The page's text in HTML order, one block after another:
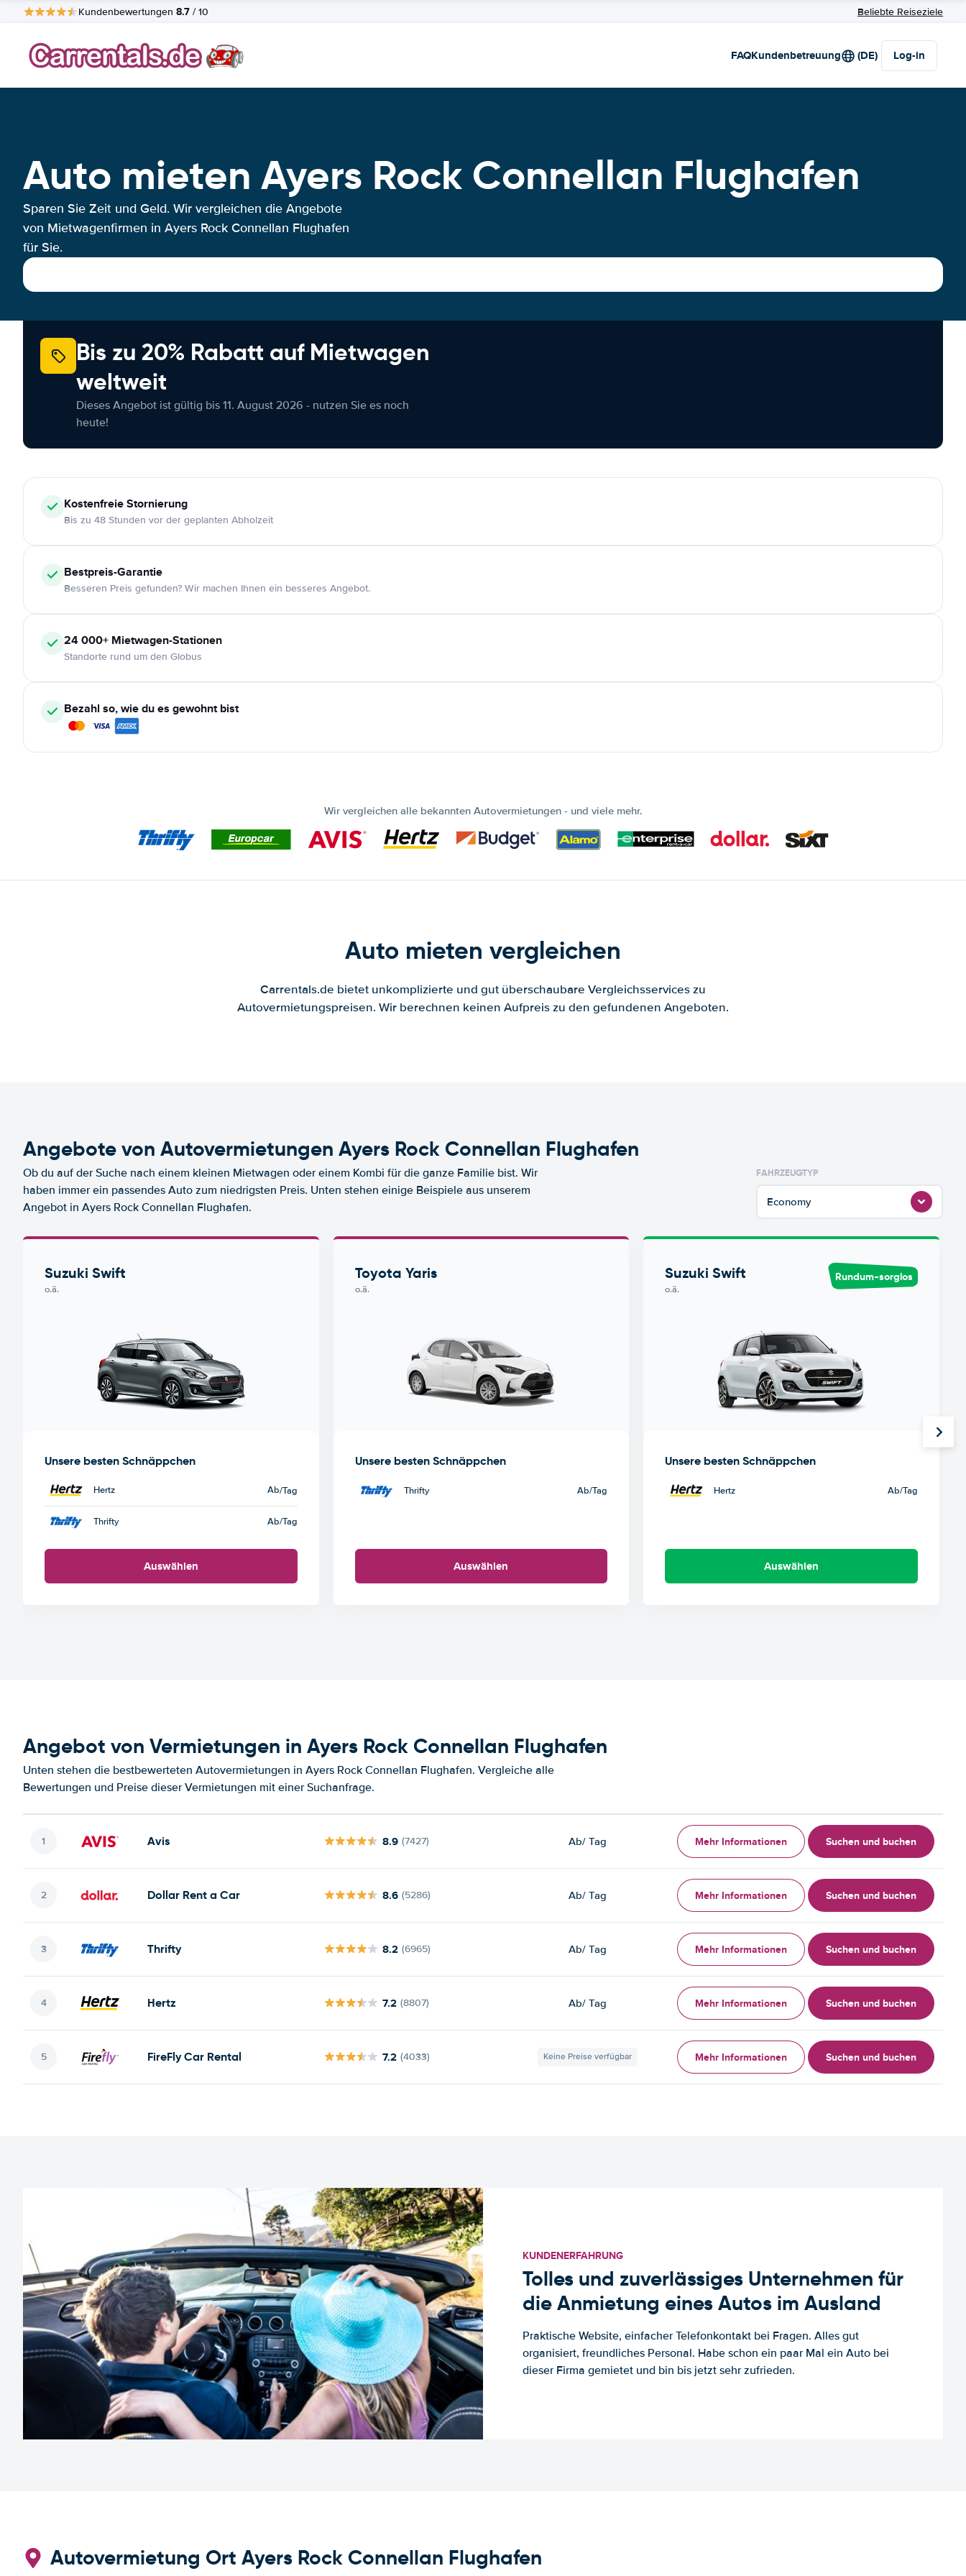
Kundenbewertungen 8.7 / 10 Beliebte Reiseziele
FAQKundenbetreuung (DE) Log-in
Auto mieten Ayers Rock Connellan Flughafen
Sparen Sie Zeit und Geld. Wir vergleichen die Angebote
von Mietwagenfirmen in Ayers Rock Connellan Flughafen
für Sie.
Bis zu 20% Rabatt auf Mietwagen
weltweit
Dieses Angebot ist gültig bis 11. August 2026 - nutzen Sie es noch
heute!
KostenfreieStornierung
Bis zu 48 Stunden vor der geplanten Abholzeit
Bestpreis-Garantie
Besseren Preis gefunden? Wir machen Ihnen ein besseres Angebot.
24 000+ Mietwagen-Stationen
Standorte rund um den Globus
Bezahl so, wie du es gewohnt bist
Wir vergleichen alle bekannten Autovermietungen - und viele mehr.
Auto mieten vergleichen
Carrentals.de bietet unkomplizierte und gut überschaubare Vergleichsservices zu
Autovermietungspreisen. Wir berechnen keinen Aufpreis zu den gefundenen Angeboten.
Angebote von Autovermietungen Ayers Rock Connellan Flughafen
Ob du auf der Suche nach einem kleinen Mietwagen oder einem Kombi für die ganze Familie bist. Wir
haben immer ein passendes Auto zum niedrigsten Preis. Unten stehen einige Beispiele aus unserem
Angebot in Ayers Rock Connellan Flughafen.
FAHRZEUGTYP
Economy
Suzuki Swift
o.ä.
Unsere besten Schnäppchen
Hertz Ab/Tag
Thrifty Ab/Tag
Auswählen
Toyota Yaris
o.ä.
Unsere besten Schnäppchen
Thrifty Ab/Tag
Auswählen
Suzuki Swift
o.ä.
Rundum-sorglos
Unsere besten Schnäppchen
Hertz Ab/Tag
Auswählen
Angebot von Vermietungen in Ayers Rock Connellan Flughafen
Unten stehen die bestbewerteten Autovermietungen in Ayers Rock Connellan Flughafen. Vergleiche alle
Bewertungen und Preise dieser Vermietungen mit einer Suchanfrage.
Avis 8.9 (7427) Ab/ Tag Mehr Informationen Suchen und buchen
Dollar Rent a Car 8.6 (5286) Ab/ Tag Mehr Informationen Suchen und buchen
Thrifty 8.2 (6965) Ab/ Tag Mehr Informationen Suchen und buchen
Hertz 7.2 (8807) Ab/ Tag Mehr Informationen Suchen und buchen
FireFly Car Rental 7.2 (4033) Keine Preise verfügbar Mehr Informationen Suchen und buchen
KUNDENERFAHRUNG
Tolles und zuverlässiges Unternehmen für
die Anmietung eines Autos im Ausland
Praktische Website, einfacher Telefonkontakt bei Fragen. Alles gut
organisiert, freundliches Personal. Habe schon ein paar Mal ein Auto bei
dieser Firma gemietet und bin bis jetzt sehr zufrieden.
Autovermietung Ort Ayers Rock Connellan Flughafen